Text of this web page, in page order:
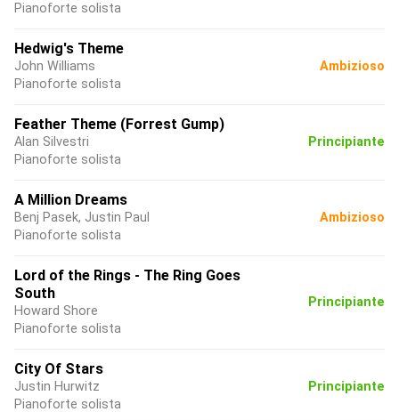
Pianoforte solista
Hedwig's Theme
John Williams
Pianoforte solista
Ambizioso
Feather Theme (Forrest Gump)
Alan Silvestri
Pianoforte solista
Principiante
A Million Dreams
Benj Pasek, Justin Paul
Pianoforte solista
Ambizioso
Lord of the Rings - The Ring Goes
South
Howard Shore
Pianoforte solista
Principiante
City Of Stars
Justin Hurwitz
Pianoforte solista
Principiante